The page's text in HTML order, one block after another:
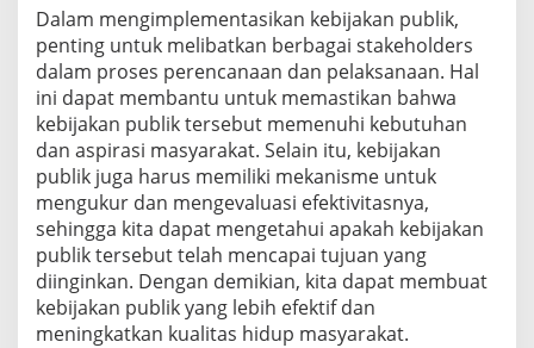
Dalam mengimplementasikan kebijakan publik,
penting untuk melibatkan berbagai stakeholders
dalam proses perencanaan dan pelaksanaan. Hal
ini dapat membantu untuk memastikan bahwa
kebijakan publik tersebut memenuhi kebutuhan
dan aspirasi masyarakat. Selain itu, kebijakan
publik juga harus memiliki mekanisme untuk
mengukur dan mengevaluasi efektivitasnya,
sehingga kita dapat mengetahui apakah kebijakan
publik tersebut telah mencapai tujuan yang
diinginkan. Dengan demikian, kita dapat membuat
kebijakan publik yang lebih efektif dan
meningkatkan kualitas hidup masyarakat.